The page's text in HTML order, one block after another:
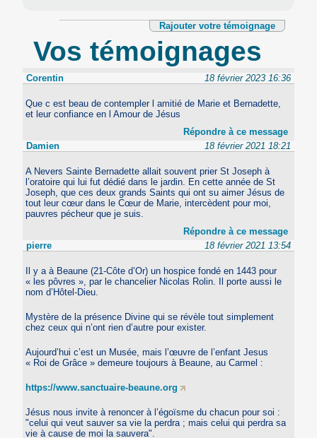
Rajouter votre témoignage
Vos témoignages
Corentin 18 février 2023 16:36
Que c est beau de contempler l amitié de Marie et Bernadette,
et leur confiance en l Amour de Jésus
Répondre à ce message
Damien
18 février 2021 18:21
A Nevers Sainte Bernadette allait souvent prier St Joseph à
l’oratoire qui lui fut dédié dans le jardin. En cette année de St
Joseph, que ces deux grands Saints qui ont su aimer Jésus de
tout leur cœur dans le Cœur de Marie, intercèdent pour moi,
pauvres pécheur que je suis.
Répondre à ce message
pierre
18 février 2021 13:54
Il y a à Beaune (21-Côte d’Or) un hospice fondé en 1443 pour
« les pôvres », par le chancelier Nicolas Rolin. Il porte aussi le
nom d’Hôtel-Dieu.
Mystère de la présence Divine qui se révèle tout simplement
chez ceux qui n’ont rien d’autre pour exister.
Aujourd’hui c’est un Musée, mais l’œuvre de l’enfant Jesus
« Roi de Grâce » demeure toujours à Beaune, au Carmel :
https://www.sanctuaire-beaune.org
Jésus nous invite à renoncer à l’égoïsme du chacun pour soi :
"celui qui veut sauver sa vie la perdra ; mais celui qui perdra sa
vie à cause de moi la sauvera".